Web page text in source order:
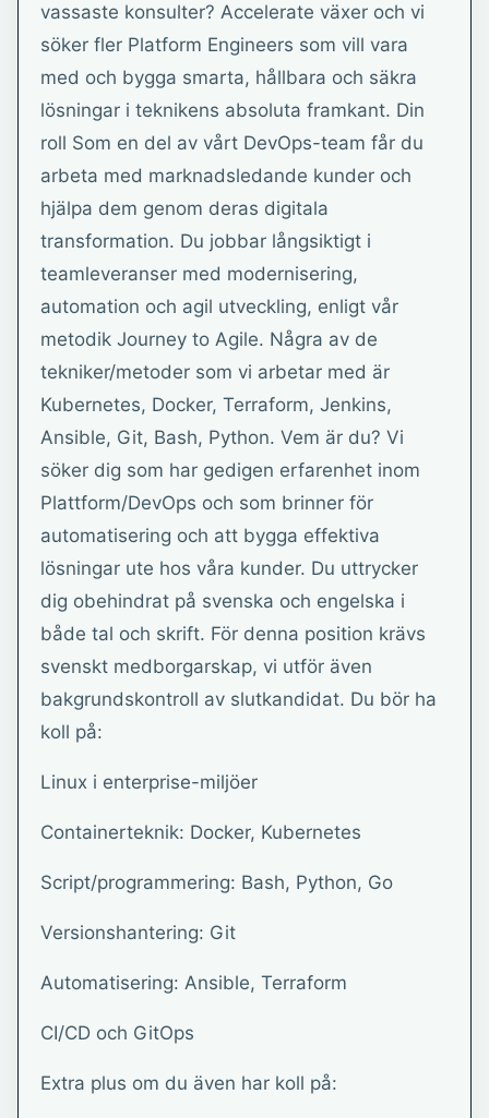
vassaste konsulter? Accelerate växer och vi
söker fler Platform Engineers som vill vara
med och bygga smarta, hållbara och säkra
lösningar i teknikens absoluta framkant. Din
roll Som en del av vårt DevOps-team får du
arbeta med marknadsledande kunder och
hjälpa dem genom deras digitala
transformation. Du jobbar långsiktigt i
teamleveranser med modernisering,
automation och agil utveckling, enligt vår
metodik Journey to Agile. Några av de
tekniker/metoder som vi arbetar med är
Kubernetes, Docker, Terraform, Jenkins,
Ansible, Git, Bash, Python. Vem är du? Vi
söker dig som har gedigen erfarenhet inom
Plattform/DevOps och som brinner för
automatisering och att bygga effektiva
lösningar ute hos våra kunder. Du uttrycker
dig obehindrat på svenska och engelska i
både tal och skrift. För denna position krävs
svenskt medborgarskap, vi utför även
bakgrundskontroll av slutkandidat. Du bör ha
koll på:
Linux i enterprise-miljöer
Containerteknik: Docker, Kubernetes
Script/programmering: Bash, Python, Go
Versionshantering: Git
Automatisering: Ansible, Terraform
CI/CD och GitOps
Extra plus om du även har koll på: